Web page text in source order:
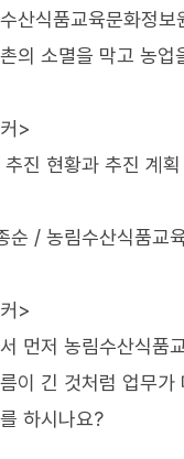
산식품교육문화정보
의 소멸을 막고 농
>
진 현황과 추진 계
순 / 농림수산식품교
>
먼저 농림수산식품
이 긴 것처럼 업무가
하시나요?